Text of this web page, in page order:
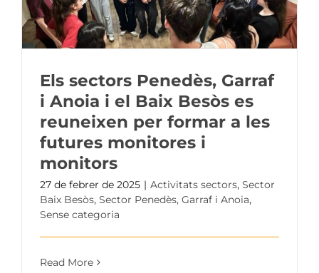
Els sectors Penedès, Garraf
i Anoia i el Baix Besòs es
reuneixen per formar a les
futures monitores i
monitors
27 de febrer de 2025 | Activitats sectors, Sector
Baix Besòs, Sector Penedès, Garraf i Anoia,
Sense categoria
Read More